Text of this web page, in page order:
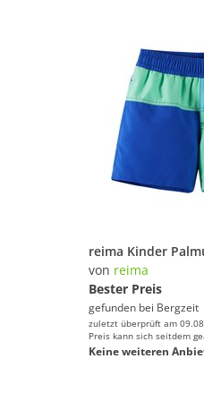
reima Kinder
von reima
Bester Preis
gefunden bei Bergzeit
zuletzt überprüft am
Preis kann sich seitdem
Keine weiteren